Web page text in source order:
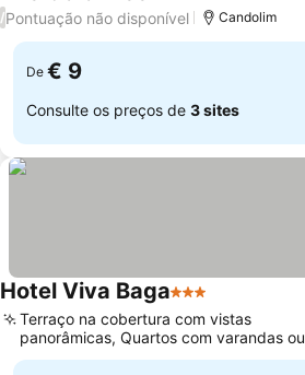
2 Estrelas
/Pontuação não disponível Candolim
De € 9
Consulte os preços de 3 sites
Hotel Viva Baga3 Estrelas
Terraço na cobertura com vistas
panorâmicas, Quartos com varandas ou
pátios privativos